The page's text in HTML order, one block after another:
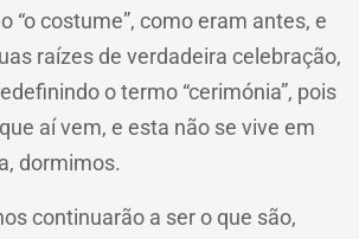
“o costume”, como eram antes, e
raízes de verdadeira celebração,
o termo “cerimónia”, pois
aí vem, e esta não se vive em
dormimos.
continuarão a ser o que são,